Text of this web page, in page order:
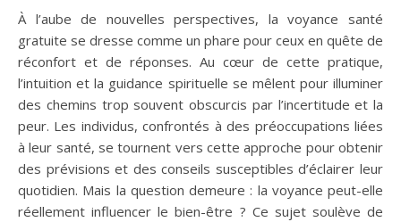
À l’aube de nouvelles perspectives, la voyance santé
gratuite se dresse comme un phare pour ceux en quête de
réconfort et de réponses. Au cœur de cette pratique,
l’intuition et la guidance spirituelle se mêlent pour illuminer
des chemins trop souvent obscurcis par l’incertitude et la
peur. Les individus, confrontés à des préoccupations liées
à leur santé, se tournent vers cette approche pour obtenir
des prévisions et des conseils susceptibles d’éclairer leur
quotidien. Mais la question demeure : la voyance peut-elle
réellement influencer le bien-être ? Ce sujet soulève de